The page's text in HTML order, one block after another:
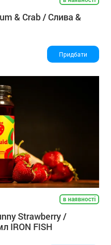
& Crab / Слива &
Придбати
в наявності
Strawberry /
IRON FISH